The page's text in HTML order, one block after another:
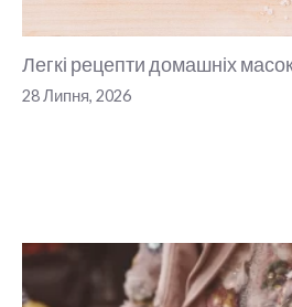
Легкі рецепти домашніх
28 Липня, 2026